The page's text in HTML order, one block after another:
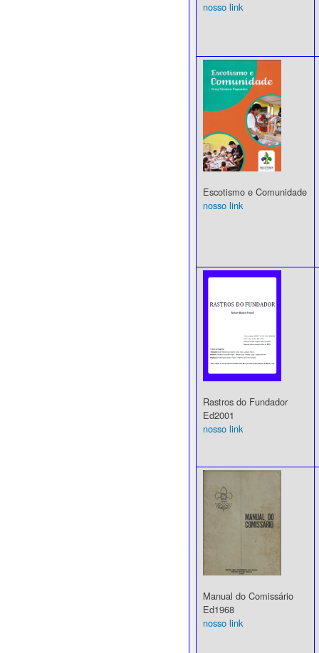
nosso link
Escotismo e Comunidade
nosso link
Rastros do Fundador
Ed2001
nosso link
Manual do Comissário
Ed1968
nosso link